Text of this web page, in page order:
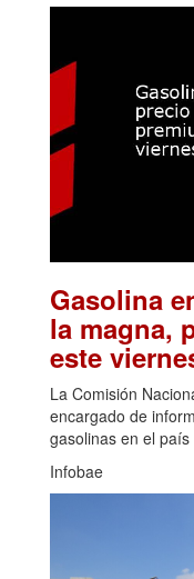
Gasolina
la magna,
este
La Comisión
encargado de
gasolinas en el país
Infobae